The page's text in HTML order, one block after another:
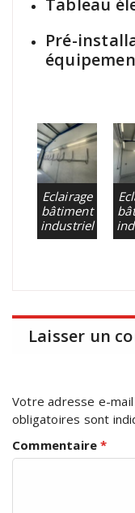
Tableau
Pré-
Eclairage
bâtiment
industriel
Laisser un
Votre adresse e-
obligatoires sont
Commentaire*